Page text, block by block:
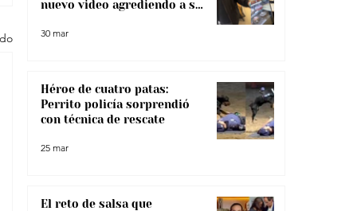
nuevo video agrediendo a su
30 mar
Héroe de cuatro patas:
Perrito policía sorprendió
con técnica de rescate
25 mar
El reto de salsa que